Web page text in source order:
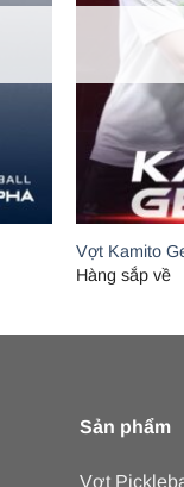
Vợt Kamito
Hàng sắp về
Sản phẩm
Vợt